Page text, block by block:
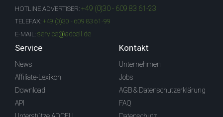
HOTLINE ADVERTISER: +49 (0)30 - 609 83 61-23
TELEFAX: +49 (0)30 - 609 83 61-99
E-MAIL: service@adcell.de
Service
News
Affiliate-Lexikon
Download
API
Kontakt
Unternehmen
Jobs
AGB & Datenschutzerklärung
FAQ